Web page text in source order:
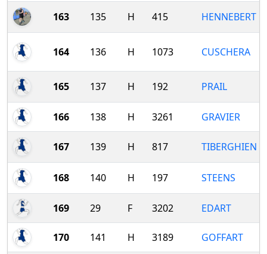
163 135 H 415 HENNEBERT
164 136 H 1073 CUSCHERA
165 137 H 192 PRAIL
166 138 H 3261 GRAVIER
167 139 H 817 TIBERGHIEN
168 140 H 197 STEENS
169 29 F 3202 EDART
170 141 H 3189 GOFFART